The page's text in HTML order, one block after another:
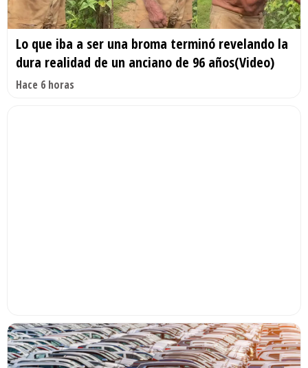
Lo que iba a ser una broma terminó revelando la
dura realidad de un anciano de 96 años(Video)
Hace 6 horas